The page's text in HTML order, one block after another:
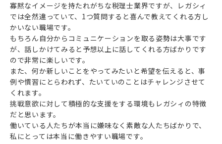
寡黙なイメージを持たれがちな税理士業界ですが、レガシィ
では全然違っていて、1つ質問すると喜んで教えてくれる方し
かいない職場です。
もちろん自分からコミュニケーションを取る姿勢は大事です
が、話しかけてみると予想以上に話してくれる方ばかりです
ので非常に楽しいです。
また、何か新しいことをやってみたいと希望を伝えると、事
例や慣習にとらわれず、たいていのことはチャレンジさせて
くれます。
挑戦意欲に対して積極的な支援をする環境もレガシィの特徴
だと思います。
働いている人たちが本当に嫌味なく素敵な人たちばかりで、
私にとっては本当に働きやすい職場です。